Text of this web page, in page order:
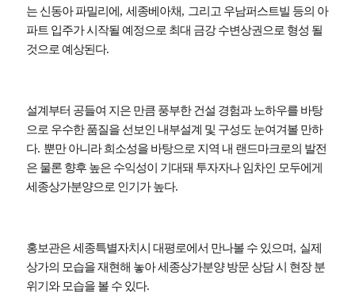
는 신동아 파밀리에 , 세종베아채, 그리고 우남퍼스트빌 등의 아
파트 입주가 시작될 예정으로 최대 금강 수변상권으로 형성 될
것으로 예상된다.
설계부터 공들여 지은 만큼 풍부한 건설 경험과 노하우를 바탕
으로 우수한 품질을 선보인 내부설계 및 구성도 눈여겨볼 만하
다. 뿐만 아니라 희소성을 바탕으로 지역 내 랜드마크로의 발전
은 물론 향후 높은 수익성이 기대돼 투자자나 임차인 모두에게
세종상가분양으로 인기가 높다.
홍보관은 세종특별자치시 대평로에서 만나볼 수 있으며, 실제
상가의 모습을 재현해 놓아 세종상가분양 방문 상담 시 현장 분
위기와 모습을 볼 수 있다.